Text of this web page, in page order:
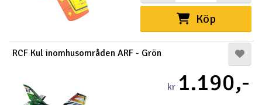
Köp
RCF Kul inomhusområden ARF - Grön
kr 1.190,-